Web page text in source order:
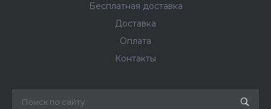
Бесплатная доставка
Доставка
Оплата
Контакты